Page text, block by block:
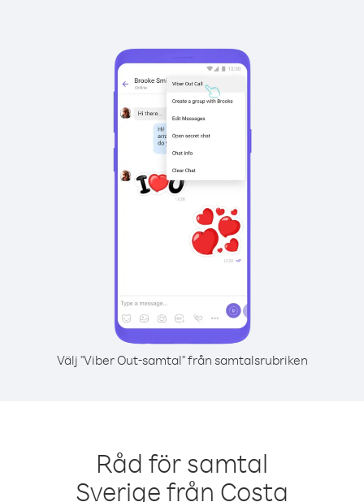
Välj "Viber Out-samtal" från samtalsrubriken
Råd för samtal
Sverige från Costa